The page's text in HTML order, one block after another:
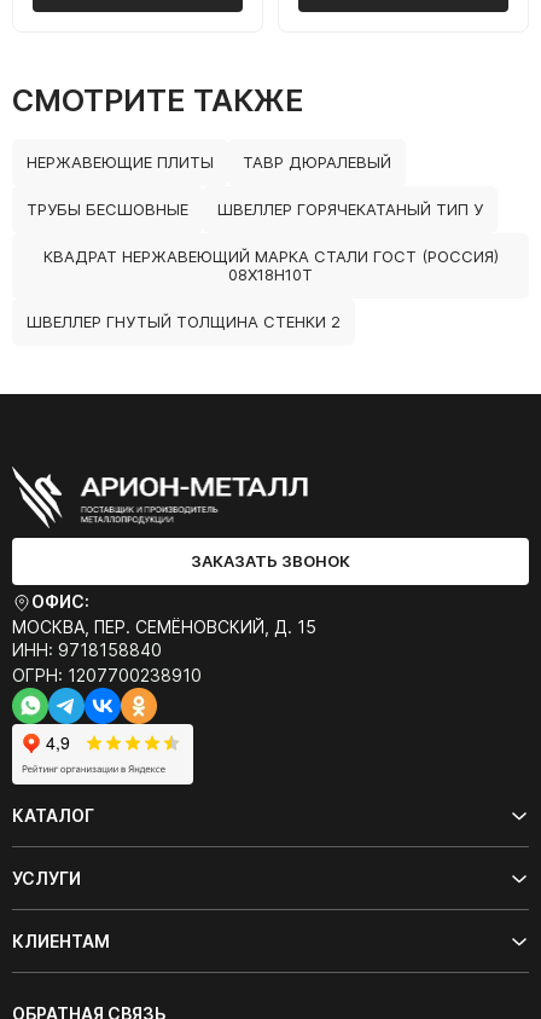
СМОТРИТЕ ТАКЖЕ
НЕРЖАВЕЮЩИЕ ПЛИТЫ ТАВР ДЮРАЛЕВЫЙ
ТРУБЫ БЕСШОВНЫЕ ШВЕЛЛЕР ГОРЯЧЕКАТАНЫЙ ТИП У
КВАДРАТ НЕРЖАВЕЮЩИЙ МАРКА СТАЛИ ГОСТ (РОССИЯ)
08Х18Н10Т
ШВЕЛЛЕР ГНУТЫЙ ТОЛЩИНА СТЕНКИ 2
ЗАКАЗАТЬ ЗВОНОК
ОФИС:
МОСКВА, ПЕР. СЕМЁНОВСКИЙ, Д. 15
ИНН: 9718158840
ОГРН: 1207700238910
КАТАЛОГ
УСЛУГИ
КЛИЕНТАМ
ОБРАТНАЯ СВЯЗЬ